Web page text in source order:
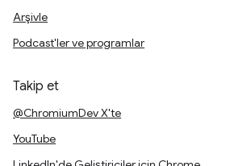
Arşivle
Podcast'ler ve programlar
Takip et
@ChromiumDev X'te
YouTube